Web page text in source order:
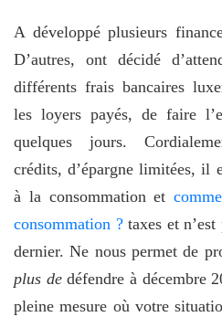
A développé plusieurs
D’autres, ont décidé
différents frais bancaires
les loyers payés, de faire
quelques jours.
crédits, d’épargne limitées, il
à la consommation et
consommation ?taxes et n’est
dernier. Ne nous permet de
plus dedéfendre à décembre
pleine mesure où votre